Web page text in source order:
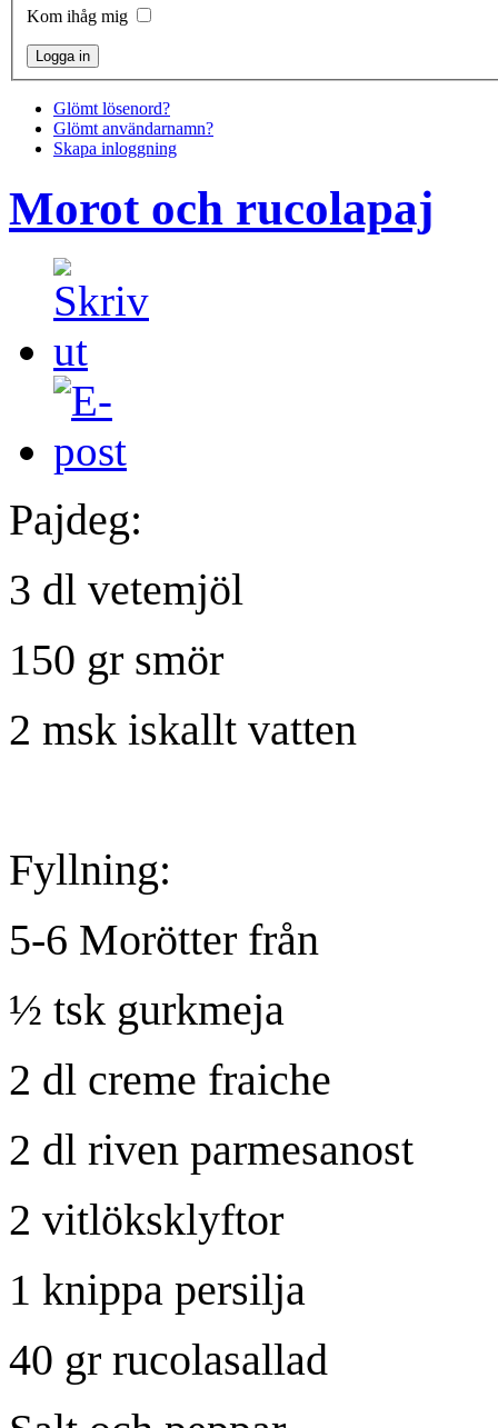
Kom ihåg mig
Glömt lösenord?
Glömt användarnamn?
Skapa inloggning
Morot och rucolapaj
Pajdeg:
3 dl vetemjöl
150 gr smör
2 msk iskallt vatten
Fyllning:
5-6 Morötter från
½ tsk gurkmeja
2 dl creme fraiche
2 dl riven parmesanost
2 vitlöksklyftor
1 knippa persilja
40 gr rucolasallad